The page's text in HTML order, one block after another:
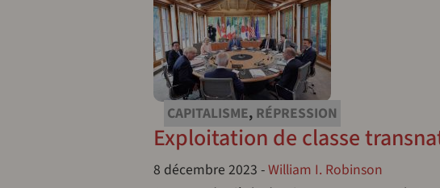
CAPITALISME, RÉPRESSION
Exploitation de classe
8 décembre 2023 -William I. Robinson